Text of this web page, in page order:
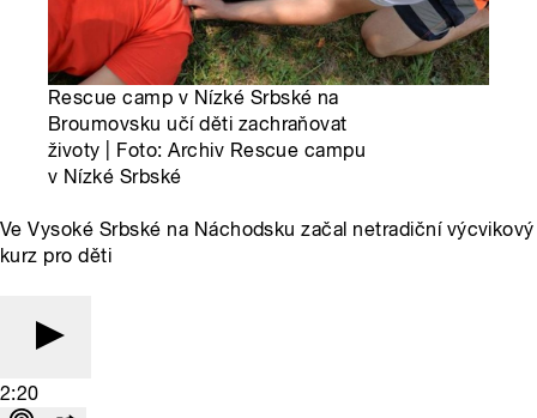
Rescue camp v Nízké Srbské na
Broumovsku učí děti zachraňovat
životy | Foto: Archiv Rescue campu
v Nízké Srbské
Ve Vysoké Srbské na Náchodsku začal netradiční výcvikový
kurz pro děti
2:20